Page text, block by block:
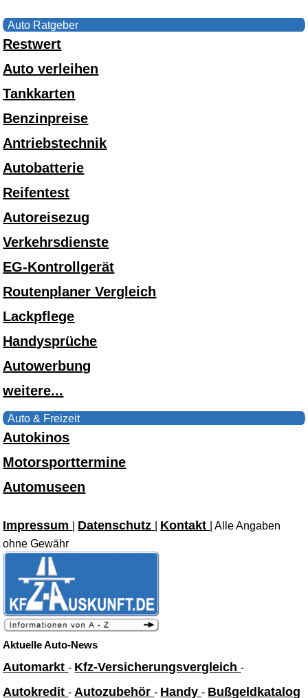
Auto Ratgeber
Restwert
Auto verleihen
Tankkarten
Benzinpreise
Antriebstechnik
Autobatterie
Reifentest
Autoreisezug
Verkehrsdienste
EG-Kontrollgerät
Routenplaner Vergleich
Lackpflege
Handysprüche
Autowerbung
weitere...
Auto & Freizeit
Autokinos
Motorsporttermine
Automuseen
Impressum Datenschutz Kontakt
| Alle Angaben
ohne Gewähr
Aktuelle Auto-News
Automarkt- Kfz-Versicherungsvergleich-
Autokredit- Autozubehör- Handy- Bußgeldkatalog